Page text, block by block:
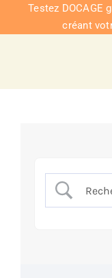
PasserTestez DOCAGE
créant